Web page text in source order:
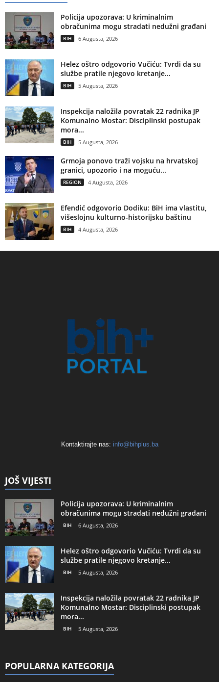
Policija upozorava: U kriminalnim
obračunima mogu stradati nedužni građani
BIH 6 Augusta, 2026
Helez oštro odgovorio Vučiću: Tvrdi da su
službe pratile njegovo kretanje...
BIH 5 Augusta, 2026
Inspekcija naložila povratak 22 radnika JP
Komunalno Mostar: Disciplinski postupak
mora...
BIH 5 Augusta, 2026
Grmoja ponovo traži vojsku na hrvatskoj
granici, upozorio i na moguću...
REGION 4 Augusta, 2026
Efendić odgovorio Dodiku: BiH ima vlastitu,
višeslojnu kulturno-historijsku baštinu
BIH 4 Augusta, 2026
Kontaktirajte nas: info@bihplus.ba
JOŠ VIJESTI
Policija upozorava: U kriminalnim
obračunima mogu stradati nedužni građani
BIH 6 Augusta, 2026
Helez oštro odgovorio Vučiću: Tvrdi da su
službe pratile njegovo kretanje...
BIH 5 Augusta, 2026
Inspekcija naložila povratak 22 radnika JP
Komunalno Mostar: Disciplinski postupak
mora...
BIH 5 Augusta, 2026
POPULARNA KATEGORIJA